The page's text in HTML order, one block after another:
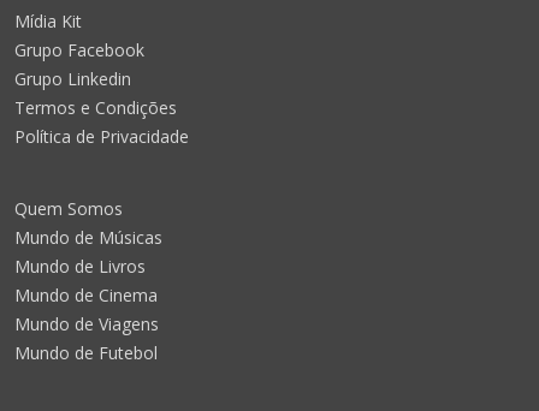
Mídia Kit
Grupo Facebook
Grupo Linkedin
Termos e Condições
Política de Privacidade
Quem Somos
Mundo de Músicas
Mundo de Livros
Mundo de Cinema
Mundo de Viagens
Mundo de Futebol